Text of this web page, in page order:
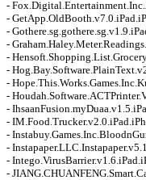
-
-
-
-
-
-
-
-
-
-
-
-
-
-